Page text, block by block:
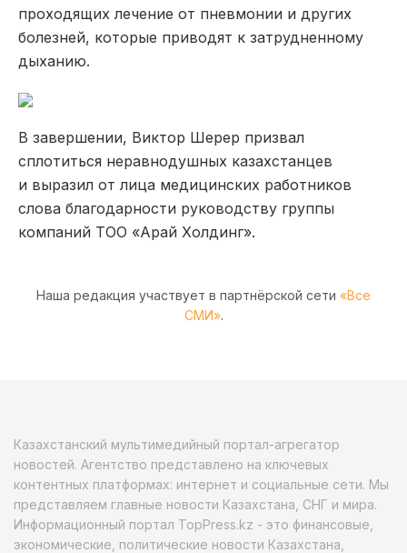
проходящих лечение от пневмонии и других
болезней, которые приводят к затрудненному
дыханию.
В завершении, Виктор Шерер призвал
сплотиться неравнодушных казахстанцев
и выразил от лица медицинских работников
слова благодарности руководству группы
компаний ТОО «Арай Холдинг».
Наша редакция участвует в партнёрской сети «Все
СМИ».
Казахстанский мультимедийный портал-агрегатор
новостей. Агентство представлено на ключевых
контентных платформах: интернет и социальные сети. Мы
представляем главные новости Казахстана, СНГ и мира.
Информационный портал TopPress.kz - это финансовые,
экономические, политические новости Казахстана,